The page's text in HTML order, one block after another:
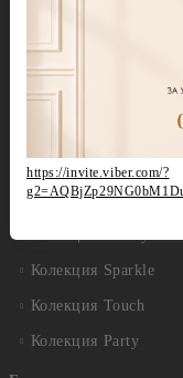
Колекция Mocha
Колекция Lipstick
Колекция Cat Eye
Колекция Sparkle
Колекция Touch
Колекция Party
https://invite.viber.com/?